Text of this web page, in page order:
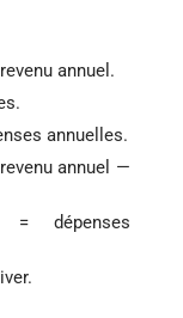
annuel.
annuelles.
annuel —
dépenses